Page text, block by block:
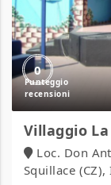
0
Villaggio
Loc. Don
Squillace (CZ),